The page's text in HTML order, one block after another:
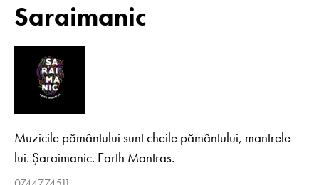
Saraimanic
Muzicile pământului sunt cheile pământului, mantrele
lui. Șaraimanic. Earth Mantras.